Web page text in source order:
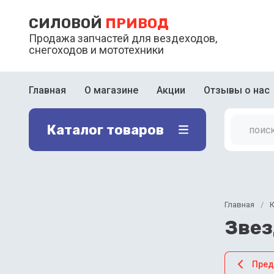
СИЛОВОЙ ПРИВОД
Продажа запчастей для вездеходов,
снегоходов и мототехники
Главная О магазине Акции Отзывы о нас
Каталог товаров
Главная /